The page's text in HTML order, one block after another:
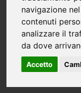
navigazione
contenuti
analizzare il
da dove
Accetto